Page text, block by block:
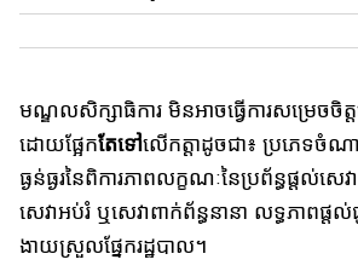
មណ្ឌលសិក្សាធិការ មិនអាចធ្វើការសម្រេចចិ
ដោយផ្អែ​កតែ​ទៅ​លើកត្តាដូចជា៖ ប្រភេទ​ចំណ
ធ្ងន់ធ្ងរនៃពិការភាពលក្ខ​​ណៈ​​​នៃ​​ប្រព័ន្ធផ្តល់សេ
សេវា​អប់រំ ​ឬ​សេវាពាក់ព័ន្ធនានា​ លទ្ធភាព​ផ្ត​
ងាយស្រួលផ្នែក​រដ្ឋបាល។